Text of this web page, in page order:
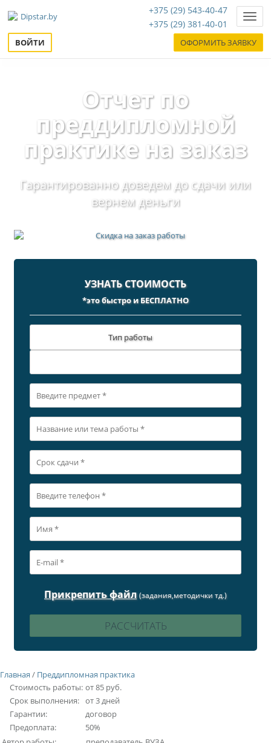
+375 (29) 543-40-47
+375 (29) 381-40-01
ВОЙТИ ОФОРМИТЬ ЗАЯВКУ
Отчет по
преддипломной
практике на заказ
Гарантированно доведем до сдачи или
вернем деньги
УЗНАТЬ СТОИМОСТЬ
*это быстро и БЕСПЛАТНО
Тип работы
Прикрепить файл (задания,методички тд.)
Главная / Преддипломная практика
Стоимость работы: от 85 руб.
Срок выполнения: от 3 дней
Гарантии:
договор
Предоплата:
50%